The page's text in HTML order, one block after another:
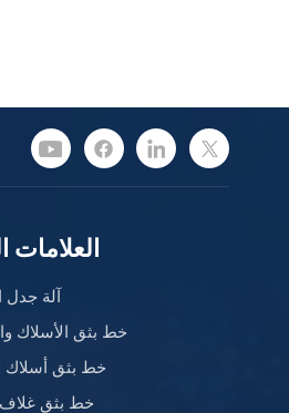
العلامات
آلة جدل
خط بثق الأسلاك
خط بثق أسلاك
خط بثق